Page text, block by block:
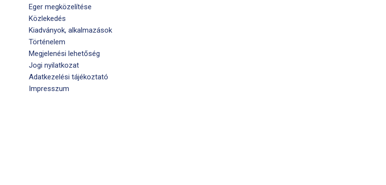
Eger megközelítése
Közlekedés
Kiadványok, alkalmazások
Történelem
Megjelenési lehetőség
Jogi nyilatkozat
Adatkezelési tájékoztató
Impresszum